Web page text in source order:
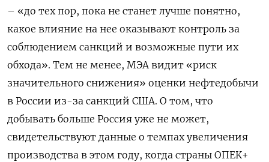
– «до тех пор, пока не станет лучше понятно,
какое влияние на нее оказывают контроль за
соблюдением санкций и возможные пути их
обхода». Тем не менее, МЭА видит «риск
значительного снижения» оценки нефтедобычи
в России из-за санкций США. О том, что
добывать больше Россия уже не может,
свидетельствуют данные о темпах увеличения
производства в этом году, когда страны ОПЕК+